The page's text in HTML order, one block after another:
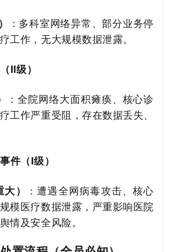
：多科室网络异常、部分业务停
工作，无大规模数据泄露。
Ⅱ级）
：全院网络大面积瘫痪、核心诊
工作严重受阻，存在数据丢失、
件（Ⅰ级）
）
：遭遇全网病毒攻击、核心
模医疗数据泄露，严重影响医院
情及安全风险。